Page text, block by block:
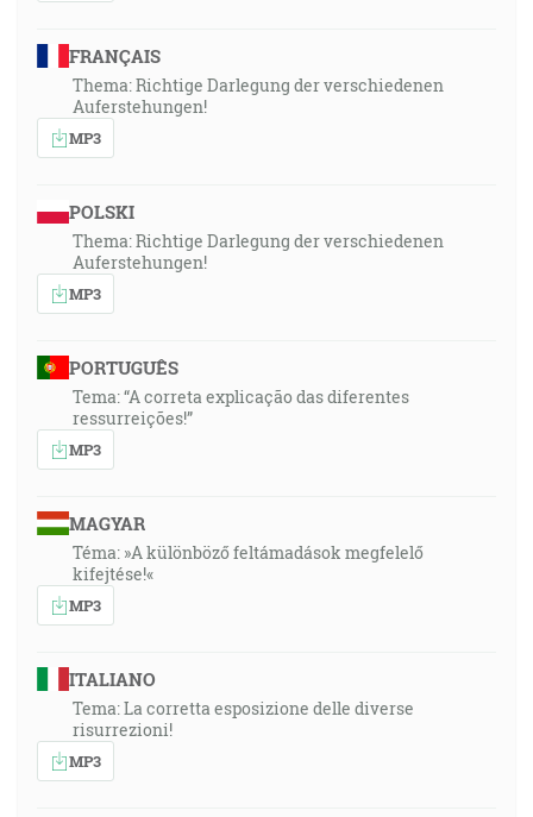
FRANÇAIS
Thema: Richtige Darlegung der verschiedenen
Auferstehungen!
MP3
POLSKI
Thema: Richtige Darlegung der verschiedenen
Auferstehungen!
MP3
PORTUGUÊS
Tema: “A correta explicação das diferentes
ressurreições!”
MP3
MAGYAR
Téma: »A különböző feltámadások megfelelő
kifejtése!«
MP3
ITALIANO
Tema: La corretta esposizione delle diverse
risurrezioni!
MP3